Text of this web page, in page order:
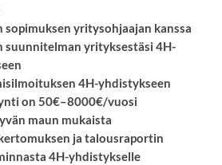
sopimuksen yritysohjaajan kanssa
suunnitelman yrityksestäsi 4H-
4H-yhdistykseen
on 50€–8000€/vuosi
maun mukaista
ja talousraportin
4H-yhdistykselle